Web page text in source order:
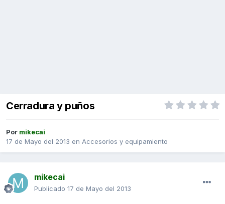
Cerradura y puños
Por mikecai
17 de Mayo del 2013 en Accesorios y equipamiento
mikecai
Publicado 17 de Mayo del 2013